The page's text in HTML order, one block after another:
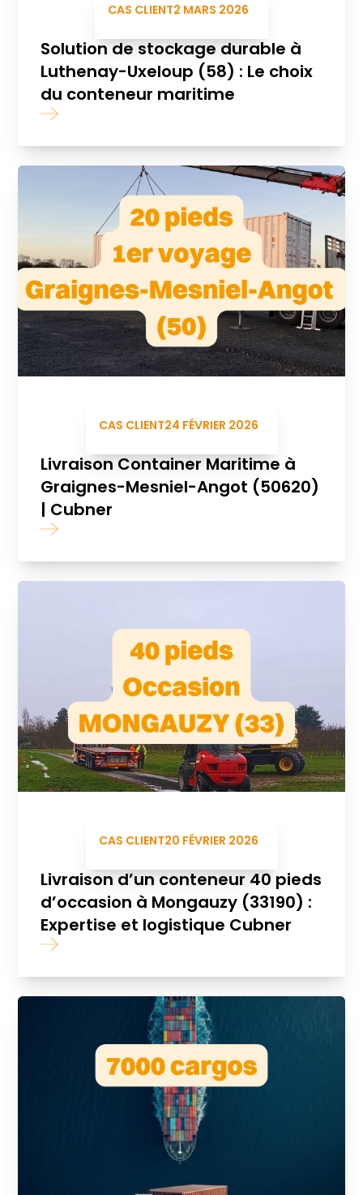
CAS CLIENT2 MARS 2026
Solution de stockage durable à
Luthenay-Uxeloup (58) : Le choix
du conteneur maritime
CAS CLIENT24 FÉVRIER 2026
Livraison Container Maritime à
Graignes-Mesniel-Angot (50620)
| Cubner
CAS CLIENT20 FÉVRIER 2026
Livraison d’un conteneur 40 pieds
d’occasion à Mongauzy (33190) :
Expertise et logistique Cubner